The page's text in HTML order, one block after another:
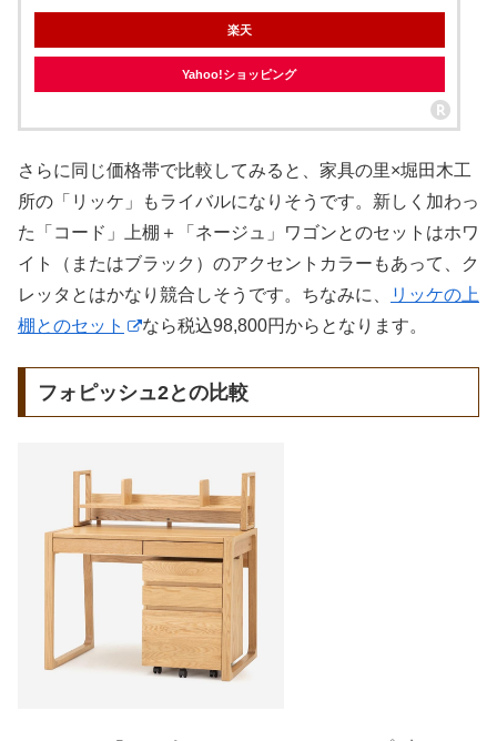
楽天
Yahoo!ショッピング
さらに同じ価格帯で比較してみると、家具の里×堀田木工
所の「リッケ」もライバルになりそうです。新しく加わっ
た「コード」上棚＋「ネージュ」ワゴンとのセットはホワ
イト（またはブラック）のアクセントカラーもあって、ク
レッタとはかなり競合しそうです。ちなみに、
リッケの上
棚とのセット
なら税込98,800円からとなります。
フォピッシュ2との比較